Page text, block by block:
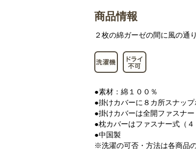
商品情報
２枚の綿ガーゼの間に風の通
●素材：綿１００％
●掛けカバーに８カ所スナップ
●掛けカバーは全開ファスナー
●枕カバーはファスナー式（４
●中国製
※洗濯の可否・方法は各商品